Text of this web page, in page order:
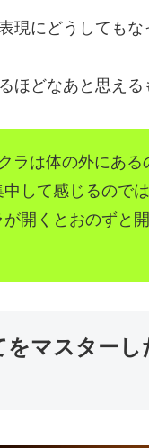
現にどうしても
ほどなあと思える
ラは体の外にある
して感じるので
が開くとおのずと
マスター